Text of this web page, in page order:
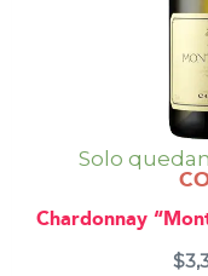
Solo
Chardonnay
$